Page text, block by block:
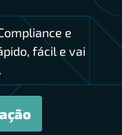
e
fácil e vai